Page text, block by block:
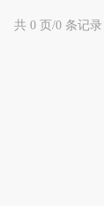
共 0 页/0 条记录